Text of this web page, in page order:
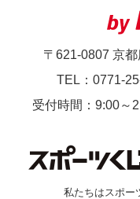
〒621-0807 京
TEL：0771-
受付時間：9:00～
私たちはスポー